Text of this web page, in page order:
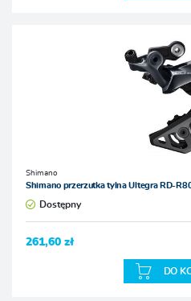
Shimano
Shimano przerzutka tylna Ultegra RD-
Dostępny
261,60 zł
DO